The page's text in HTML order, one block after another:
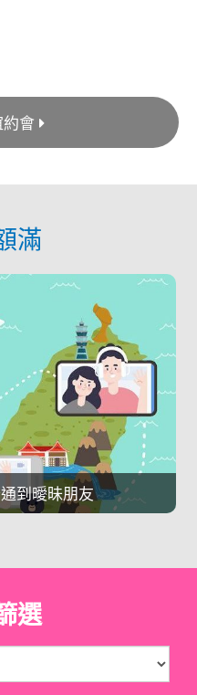
會
滿
到曖昧朋友
選